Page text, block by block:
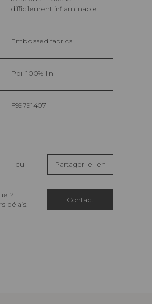
difficilement inflammable
Embossed fabrics
Poil 100% lin
F99791407
ou Partager le lien
?
délais.
Contact